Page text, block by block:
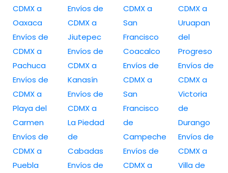
CDMX a
Oaxaca
Envíos de
CDMX a
Pachuca
Envíos de
CDMX a
Playa del
Carmen
Envíos de
CDMX a
Puebla
Envíos de
CDMX a
Jiutepec
Envíos de
CDMX a
Kanasín
Envíos de
CDMX a
La Piedad
de
Cabadas
Envíos de
CDMX a
San
Francisco
Coacalco
Envíos de
CDMX a
San
Francisco
de
Campeche
Envíos de
CDMX a
CDMX a
Uruapan
del
Progreso
Envíos de
CDMX a
Victoria
de
Durango
Envíos de
CDMX a
Villa de